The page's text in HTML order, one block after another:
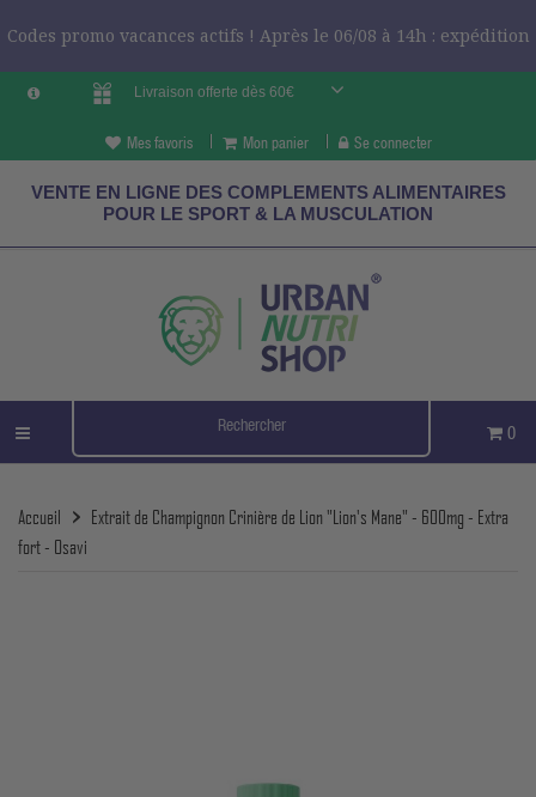
Codes promo vacances actifs ! Après le 06/08 à 14h : expédition
Livraison offerte dès 60€
Mes favoris Mon panier Se connecter
VENTE EN LIGNE DES COMPLEMENTS ALIMENTAIRES
POUR LE SPORT & LA MUSCULATION
0
Accueil
Extrait de Champignon Crinière de Lion "Lion's Mane" - 600mg - Extra
fort - Osavi